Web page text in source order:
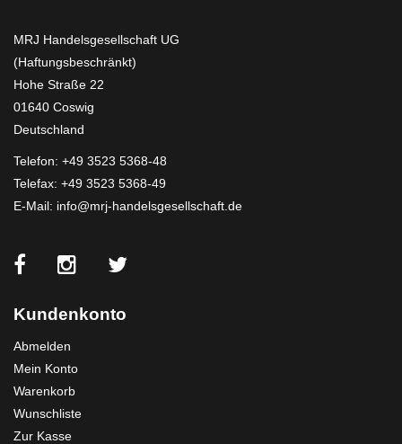
MRJ Handelsgesellschaft UG
(Haftungsbeschränkt)
Hohe Straße 22
01640 Coswig
Deutschland
Telefon: +49 3523 5368-48
Telefax: +49 3523 5368-49
E-Mail: info@mrj-handelsgesellschaft.de
Kundenkonto
Abmelden
Mein Konto
Warenkorb
Wunschliste
Zur Kasse